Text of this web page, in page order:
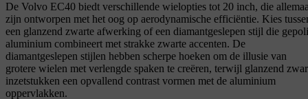
De Volvo EC40 biedt verschillende wielopties tot 20 inch, die
zijn ontworpen met het oog op aerodynamische efficiëntie. Kies
een glanzend zwarte afwerking of een diamantgeslepen stijl die
aluminium combineert met strakke zwarte accenten. De
diamantgeslepen stijlen hebben scherpe hoeken om de illusie van
grotere wielen met verlengde spaken te creëren, terwijl glanzend
inzetstukken een opvallend contrast vormen met de aluminium
oppervlakken.